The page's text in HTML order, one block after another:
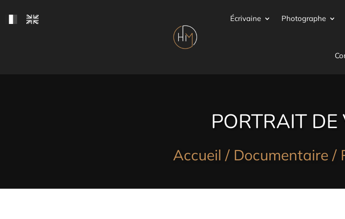
Écrivaine Photographe
PORTRAIT
Accueil / Documentaire /